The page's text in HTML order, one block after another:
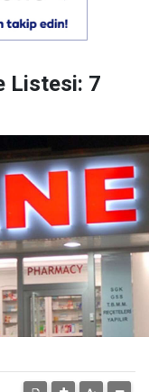
Listesi: 7